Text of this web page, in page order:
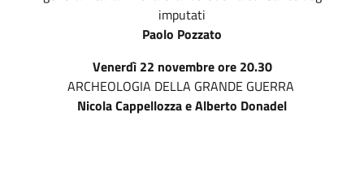
imputati
Paolo Pozzato
Venerdì 22 novembre ore 20.30
ARCHEOLOGIA DELLA GRANDE GUERRA
Nicola Cappellozza e Alberto Donadel